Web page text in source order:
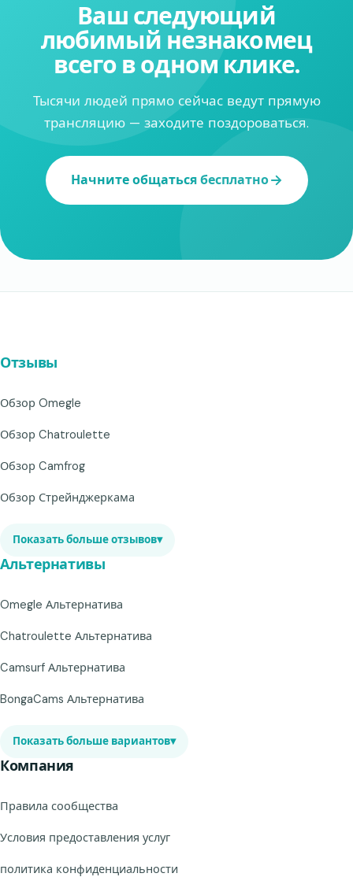
Ваш следующий
любимый незнакомец
всего в одном клике.
Тысячи людей прямо сейчас ведут прямую
трансляцию — заходите поздороваться.
Начните общаться бесплатно
Отзывы
Обзор Omegle
Обзор Chatroulette
Обзор Camfrog
Обзор Стрейнджеркама
Показать больше отзывов▾
Альтернативы
Omegle Альтернатива
Chatroulette Альтернатива
Camsurf Альтернатива
BongaCams Альтернатива
Показать больше вариантов▾
Компания
Правила сообщества
Условия предоставления услуг
политика конфиденциальности